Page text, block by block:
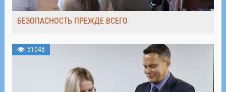
БЕЗОПАСНОСТЬ ПРЕЖДЕ ВСЕГО
51046